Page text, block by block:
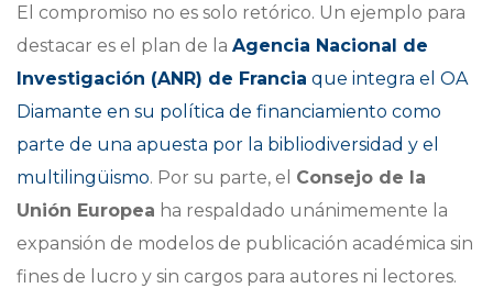
El compromiso no es solo retórico. Un ejemplo para
destacar es el plan de la Agencia Nacional de
Investigación (ANR) de Francia que integra el OA
Diamante en su política de financiamiento como
parte de una apuesta por la bibliodiversidad y el
multilingüismo. Por su parte, el Consejo de la
Unión Europea ha respaldado unánimemente la
expansión de modelos de publicación académica sin
fines de lucro y sin cargos para autores ni lectores.